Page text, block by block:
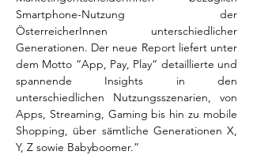
Smartphone-Nutzung der
ÖsterreicherInnen unterschiedlicher
Generationen. Der neue Report liefert unter
dem Motto “App, Pay, Play“ detaillierte und
spannende Insights in den
unterschiedlichen Nutzungsszenarien, von
Apps, Streaming, Gaming bis hin zu mobile
Shopping, über sämtliche Generationen X,
Y, Z sowie Babyboomer.”